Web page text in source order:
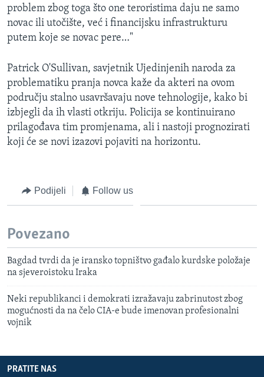
problem zbog toga što one teroristima daju ne samo
novac ili utočište, već i financijsku infrastrukturu
putem koje se novac pere…"
Patrick O'Sullivan, savjetnik Ujedinjenih naroda za
problematiku pranja novca kaže da akteri na ovom
području stalno usavršavaju nove tehnologije, kako bi
izbjegli da ih vlasti otkriju. Policija se kontinuirano
prilagođava tim promjenama, ali i nastoji prognozirati
koji će se novi izazovi pojaviti na horizontu.
Podijeli Follow us
Povezano
Bagdad tvrdi da je iransko topništvo gađalo kurdske položaje
na sjeveroistoku Iraka
Neki republikanci i demokrati izražavaju zabrinutost zbog
mogućnosti da na čelo CIA-e bude imenovan profesionalni
vojnik
PRATITE NAS